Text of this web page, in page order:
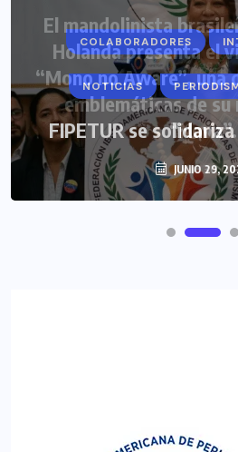
COLABORADORES
NOTICIAS
FIPETUR se
JUNIO 29,